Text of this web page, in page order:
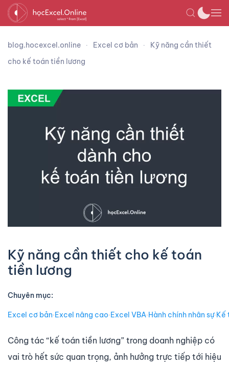
blog.hocexcel.online Excel cơ bản
Kỹ năng cần thiết
cho kế toán tiền lương
Kỹ năng cần thiết cho kế toán
tiền lương
Chuyên mục:
Excel cơ bản∙Excel nâng cao∙Excel VBA∙Hành chính nhân sự∙Kế
Công tác “kế toán tiền lương” trong doanh nghiệp có
vai trò hết sức quan trọng, ảnh hưởng trực tiếp tới hiệu